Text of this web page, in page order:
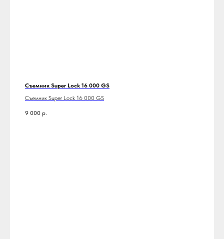
Съемник Super Lock 16 000 GS
Съемник Super Lock 16 000 GS
9 000 р.